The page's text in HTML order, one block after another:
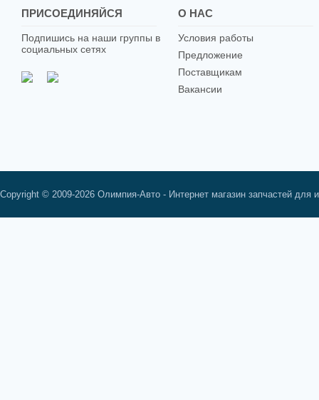
ПРИСОЕДИНЯЙСЯ
Подпишись на наши группы в
социальных сетях
О НАС
Условия работы
Предложение
Поставщикам
Вакансии
Copyright © 2009-2026 Олимпия-Авто - Интернет магазин запчастей для